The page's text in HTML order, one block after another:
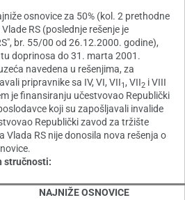
osnovice za 50% (kol. 2 prethodne
RS (poslednje rešenje je
br. 55/00 od 26.12.2000. godine),
doprinosa do 31. marta 2001.
navedena u rešenjima, za
pripravnike sa IV, VI, VII1, VII2 i VIII
je finansiranju učestvovao Republički
koji su zapošljavali invalide
Republički zavod za tržište
Vlada RS nije donosila nova rešenja o
stručnosti:
NAJNIŽE OSNOVICE